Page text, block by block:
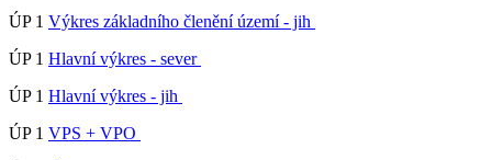
ÚP 1 Výkres základního členění území - jih
ÚP 1 Hlavní výkres - sever
ÚP 1 Hlavní výkres - jih
ÚP 1 VPS + VPO